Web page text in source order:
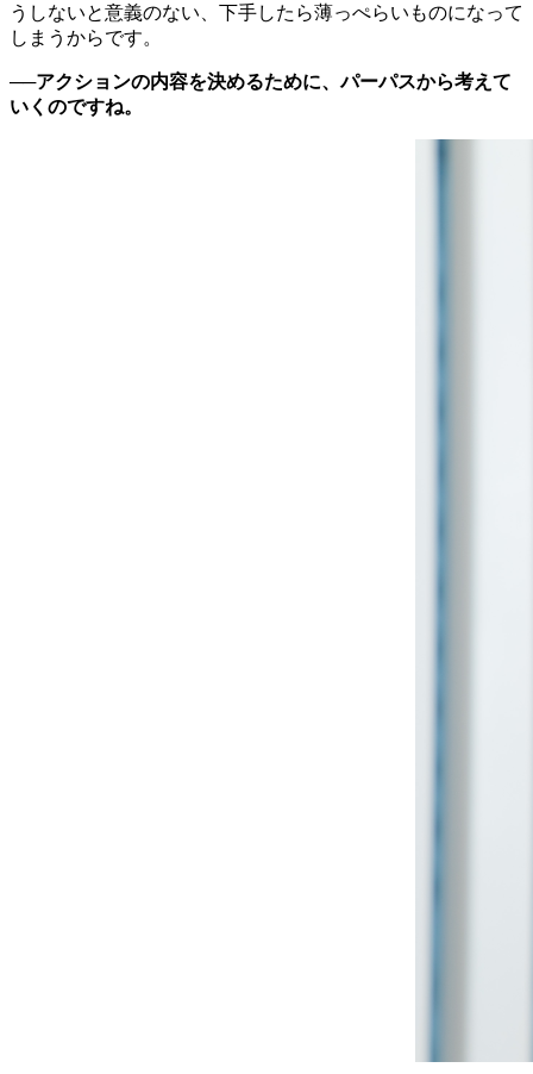
うしないと意義のない、下手したら薄っぺらいものになって
しまうからです。
──アクションの内容を決めるために、パーパスから考えて
いくのですね。